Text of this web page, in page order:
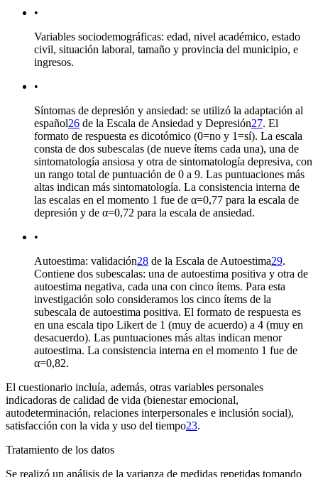
•
Variables sociodemográficas: edad, nivel académico, estado
civil, situación laboral, tamaño y provincia del municipio, e
ingresos.
•
Síntomas de depresión y ansiedad: se utilizó la adaptación al
español26 de la Escala de Ansiedad y Depresión27. El
formato de respuesta es dicotómico (0=no y 1=sí). La escala
consta de dos subescalas (de nueve ítems cada una), una de
sintomatología ansiosa y otra de sintomatología depresiva, con
un rango total de puntuación de 0 a 9. Las puntuaciones más
altas indican más sintomatología. La consistencia interna de
las escalas en el momento 1 fue de α=0,77 para la escala de
depresión y de α=0,72 para la escala de ansiedad.
•
Autoestima: validación28 de la Escala de Autoestima29.
Contiene dos subescalas: una de autoestima positiva y otra de
autoestima negativa, cada una con cinco ítems. Para esta
investigación solo consideramos los cinco ítems de la
subescala de autoestima positiva. El formato de respuesta es
en una escala tipo Likert de 1 (muy de acuerdo) a 4 (muy en
desacuerdo). Las puntuaciones más altas indican menor
autoestima. La consistencia interna en el momento 1 fue de
α=0,82.
El cuestionario incluía, además, otras variables personales
indicadoras de calidad de vida (bienestar emocional,
autodeterminación, relaciones interpersonales e inclusión social),
satisfacción con la vida y uso del tiempo23.
Tratamiento de los datos
Se realizó un análisis de la varianza de medidas repetidas tomando